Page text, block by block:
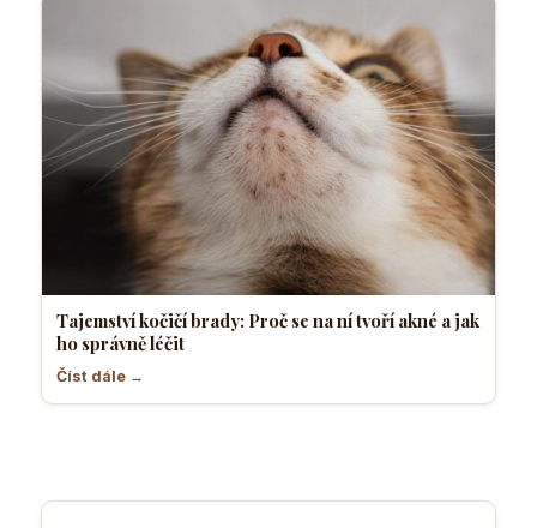
Tajemství kočičí brady: Proč se na ní tvoří akné a jak
ho správně léčit
Číst dále →